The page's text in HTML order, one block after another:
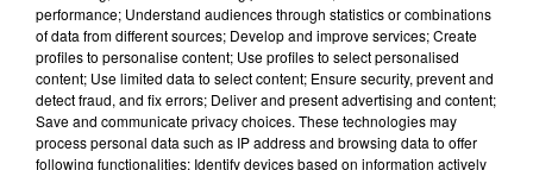
Tags antisémites à Strasbourg :
Catherine Trautmann réagit
6 août 2026
performance; Understand audiences through statistics or combinations
of data from different sources; Develop and improve services; Create
profiles to personalise content; Use profiles to select personalised
content; Use limited data to select content; Ensure security, prevent and
detect fraud, and fix errors; Deliver and present advertising and content;
Save and communicate privacy choices. These technologies may
process personal data such as IP address and browsing data to offer
following functionalities: Identify devices based on information actively